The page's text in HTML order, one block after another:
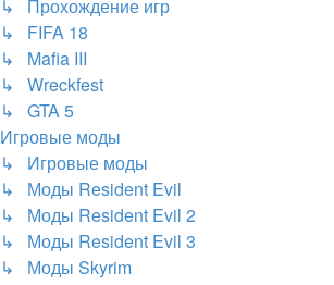
↳ Прохождение игр
↳ FIFA 18
↳ Mafia III
↳ Wreckfest
↳ GTA 5
Игровые моды
↳ Игровые моды
↳ Моды Resident Evil
↳ Моды Resident Evil 2
↳ Моды Resident Evil 3
↳ Моды Skyrim